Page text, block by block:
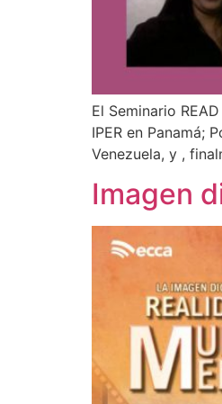
El Seminario
IPER en Panamá;
Venezuela, y ,
Imagen